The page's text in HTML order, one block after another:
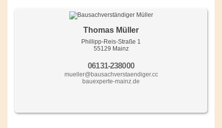
Thomas Müller
Phillipp-Reis-Straße 1
55129 Mainz
06131-238000
mueller@bausachverstaendiger.cc
bauexperte-mainz.de